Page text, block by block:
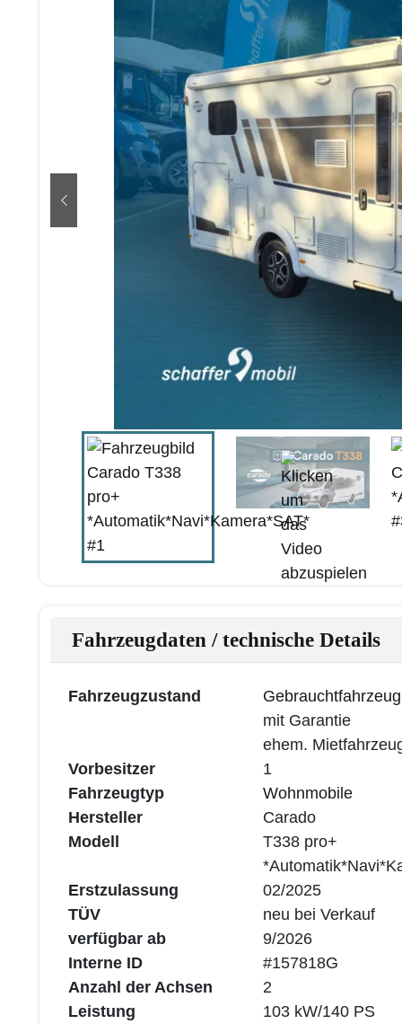
zurück
Fahrzeugdaten / technische Details
Fahrzeugzustand
Gebrauchtfahrzeug
mit Garantie
ehem.
Vorbesitzer
1
Fahrzeugtyp
Wohnmobile
Hersteller
Carado
Modell
T338 pro+
Erstzulassung
02/2025
TÜV
neu bei Verkauf
verfügbar ab
9/2026
Interne ID
#157818G
Anzahl der Achsen
2
Leistung
103 kW/140 PS